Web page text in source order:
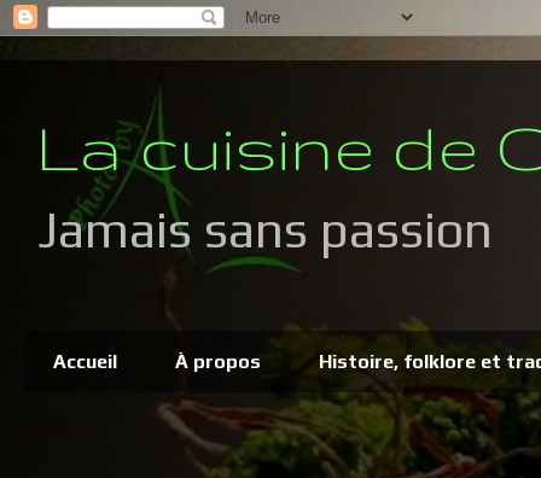
La cuisine de
Jamais sans passion
Accueil À propos Histoire, folklore et